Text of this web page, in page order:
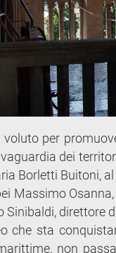
voluto per
dei
Borletti Buitoni,
Massimo
Sinibaldi, direttore
che sta
non